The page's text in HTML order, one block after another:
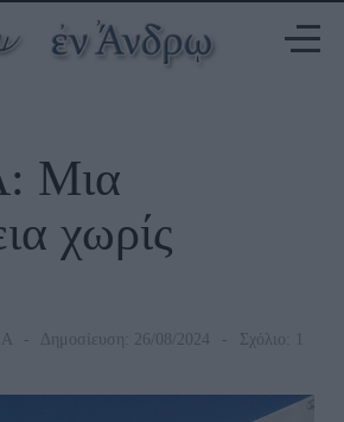
Μια
χωρίς
Δημοσίευση: 26/08/2024 Σχόλιο: 1